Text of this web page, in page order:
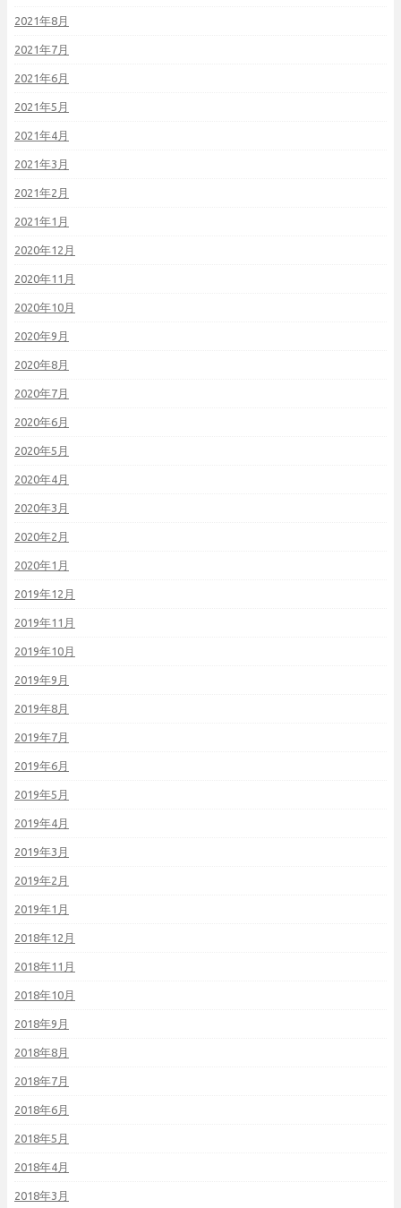
2021年8月
2021年7月
2021年6月
2021年5月
2021年4月
2021年3月
2021年2月
2021年1月
2020年12月
2020年11月
2020年10月
2020年9月
2020年8月
2020年7月
2020年6月
2020年5月
2020年4月
2020年3月
2020年2月
2020年1月
2019年12月
2019年11月
2019年10月
2019年9月
2019年8月
2019年7月
2019年6月
2019年5月
2019年4月
2019年3月
2019年2月
2019年1月
2018年12月
2018年11月
2018年10月
2018年9月
2018年8月
2018年7月
2018年6月
2018年5月
2018年4月
2018年3月